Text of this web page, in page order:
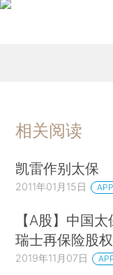
相关阅读
凯雷作别太保
2011年01月15日
【A股】中国
瑞士再保险股权
2019年11月07日